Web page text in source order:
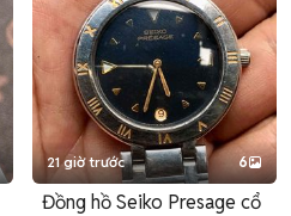
21 giờ trước 6
Đồng hồ Seiko Presage cổ